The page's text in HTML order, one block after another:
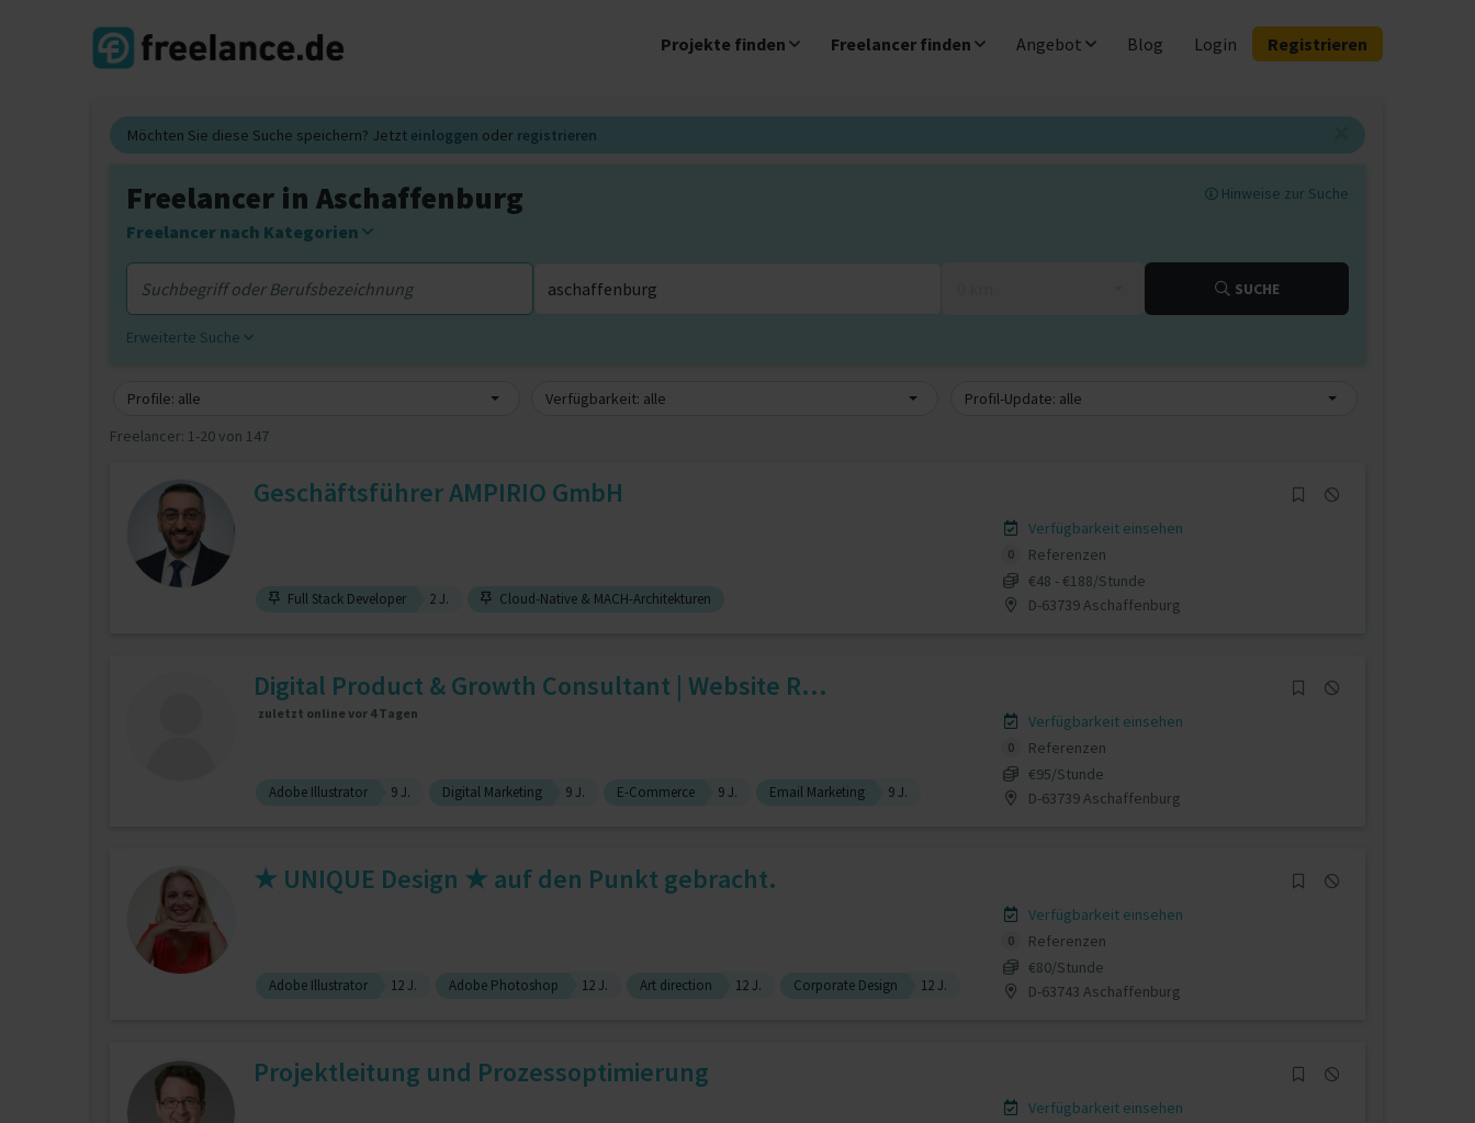
Projekte finden Freelancer finden Angebot Blog Login Registrieren
Möchten Sie diese Suche speichern? Jetzt einloggen oder registrieren
Hinweise zur Suche
Freelancer in Aschaffenburg
Freelancer nach Kategorien
SUCHE
Erweiterte Suche
Profile: alle Verfügbarkeit: alle
Profil-Update: alle
Freelancer: 1-20 von 147
Geschäftsführer AMPIRIO GmbH
Full Stack Developer 2 J. Cloud-Native & MACH-Architekturen
Verfügbarkeit einsehen
0
Referenzen
€48 - €188/Stunde
D-63739 Aschaffenburg
Digital Product & Growth Consultant | Website R...
zuletzt online vor 4 Tagen
Adobe Illustrator 9 J. Digital Marketing 9 J. E-Commerce 9 J. Email Marketing 9 J.
Verfügbarkeit einsehen
0
Referenzen
€95/Stunde
D-63739 Aschaffenburg
★ UNIQUE Design ★ auf den Punkt gebracht.
Adobe Illustrator 12 J. Adobe Photoshop 12 J. Art direction 12 J. Corporate Design 12 J.
Verfügbarkeit einsehen
0
Referenzen
€80/Stunde
D-63743 Aschaffenburg
Projektleitung und Prozessoptimierung
Verfügbarkeit einsehen